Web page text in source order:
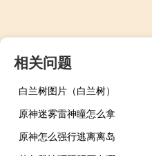
相关问题
白兰树图片（白兰树）
原神迷雾雷神瞳怎么拿
原神怎么强行逃离离岛